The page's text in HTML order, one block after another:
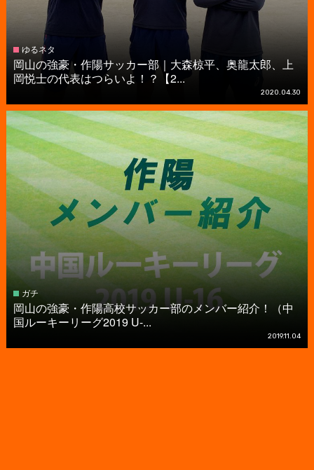
ゆるネタ
岡山の強豪・作陽サッカー部｜大森椋平、奥龍太郎、上
岡悦士の代表はつらいよ！？【2...
2020.04.30
ガチ
岡山の強豪・作陽高校サッカー部のメンバー紹介！（中
国ルーキーリーグ2019 U-...
2019.11.04